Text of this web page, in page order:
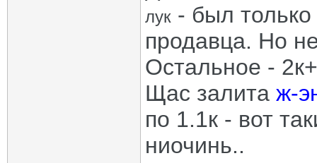
лук - был только
продавца. Но
Остальное - 2к+
Щас залита ж-
по 1.1к - вот
ниочинь..